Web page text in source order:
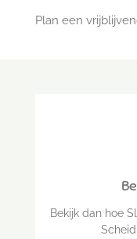
Plan een
Bekijk dan hoe